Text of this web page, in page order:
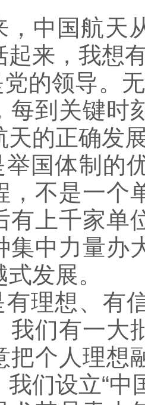
，中国航天
起来，我
的领导。
每到关键时
天的正确
举国体制的
，不是一个
有上千家单
集中力量办
式发展
有理想、有
我们有一大
把个人理想
我们设立“中